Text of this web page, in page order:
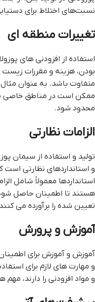
نسبت‌های اختلاط برای
تغییرات منطقه ای
استفاده از افزودنی های
بودن، هزینه و مقررات
متفاوت باشد. به عنوان
ممکن است در مناطق خاصی به
محدود شود.
الزامات نظارتی
تولید و استفاده از سیمان
و استانداردهای نظارتی
استانداردها معمولاً شامل
هستند تا اطمینان حاصل
تعیین شده را برآورده می
آموزش و پرورش
آموزش و آموزش برای
و مهارت های لازم برای
و مواد افزودنی را دارند، مهم